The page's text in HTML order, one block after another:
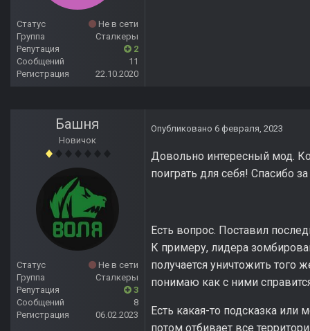
Статус
Не в сети
Группа
Сталкеры
Репутация
2
Сообщений
11
Регистрация
22.10.2020
Башня
Новичок
Статус
Не в сети
Группа
Сталкеры
Репутация
3
Сообщений
8
Регистрация
06.02.2023
Опубликовано 6 февраля, 2023
Довольно интересный мод.
поиграть для себя! Спасибо
Есть вопрос. Поставил
К примеру, лидера
получается уничтожить того
понимаю как с ними
Есть какая-то подсказка или
потом отбивает все